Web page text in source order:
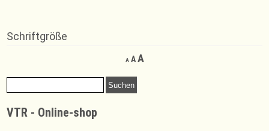
Schriftgröße
A
Decrease
font
AReset
size.
AIncrease
Suchen
nach:
VTR - Online-shop